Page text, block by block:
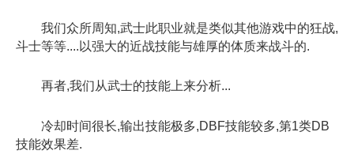
我们众所周知,武士此职业就是类似其他游戏中的狂战,
斗士等等....以强大的近战技能与雄厚的体质来战斗的.
再者,我们从武士的技能上来分析...
冷却时间很长,输出技能极多,DBF技能较多,第1类DB
技能效果差.